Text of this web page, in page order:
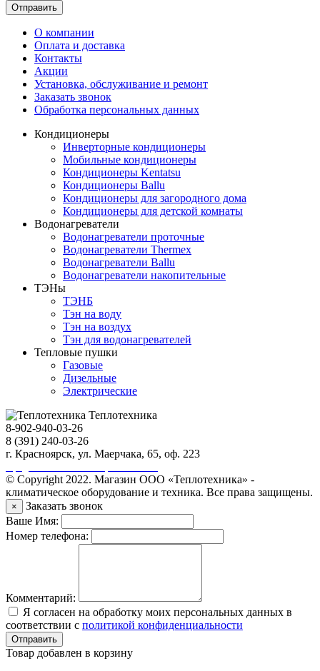
Отправить
О компании
Оплата и доставка
Контакты
Акции
Установка, обслуживание и ремонт
Заказать звонок
Обработка персональных данных
Кондиционеры
Инверторные кондиционеры
Мобильные кондиционеры
Кондиционеры Kentatsu
Кондиционеры Ballu
Кондиционеры для загородного дома
Кондиционеры для детской комнаты
Водонагреватели
Водонагреватели проточные
Водонагреватели Thermex
Водонагреватели Ballu
Водонагреватели накопительные
ТЭНы
ТЭНБ
Тэн на воду
Тэн на воздух
Тэн для водонагревателей
Тепловые пушки
Газовые
Дизельные
Электрические
Теплотехника
8-902-940-03-26
8 (391) 240-03-26
г. Красноярск, ул. Маерчака, 65, оф. 223
© Copyright 2022. Магазин ООО «Теплотехника» -
климатическое оборудование и техника. Все права защищены.
×
Заказать звонок
Ваше Имя:
Номер телефона:
Комментарий:
Я согласен на обработку моих персональных данных в
соответствии с политикой конфиденциальности
Отправить
Товар добавлен в корзину